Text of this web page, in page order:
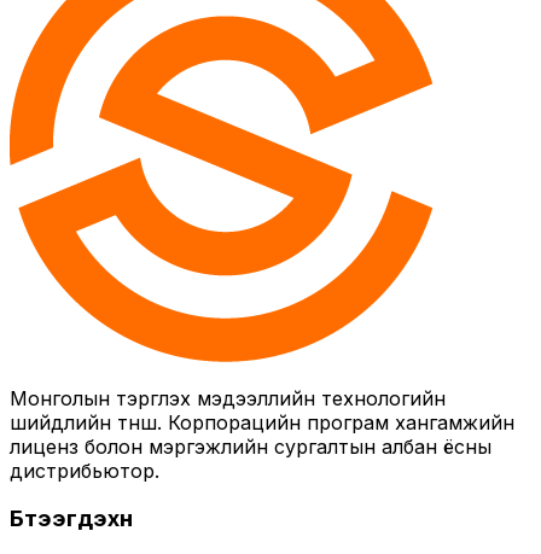
Монголын тэргүүлэх мэдээллийн технологийн
шийдлийн түнш. Корпорацийн програм хангамжийн
лиценз болон мэргэжлийн сургалтын албан ёсны
дистрибьютор.
Бүтээгдэхүүн